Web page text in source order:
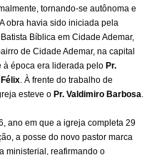
tornando-se autônoma e
obra havia sido iniciada pela
Bíblica em Cidade Ademar,
de Cidade Ademar, na capital
à época era liderada pelo Pr.
. À frente do trabalho de
esteve o Pr. Valdimiro Barbosa
ano em que a igreja completa 29
a posse do novo pastor marca
ministerial, reafirmando o